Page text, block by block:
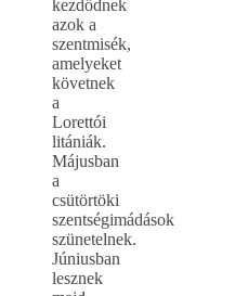
kezdődnek
azok a
szentmisék,
amelyeket
követnek
a
Lorettói
litániák.
Májusban
a
csütörtöki
szentségimádások
szünetelnek.
Júniusban
lesznek